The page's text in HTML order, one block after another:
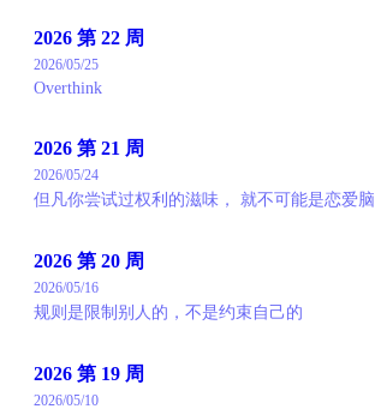
2026 第 22 周
2026/05/25
Overthink
2026 第 21 周
2026/05/24
但凡你尝试过权利的滋味， 就不可能是恋爱脑
2026 第 20 周
2026/05/16
规则是限制别人的，不是约束自己的
2026 第 19 周
2026/05/10